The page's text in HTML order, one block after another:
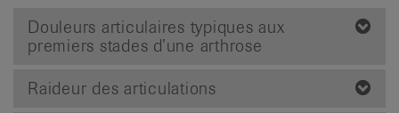
Douleurs articulaires typiques aux
premiers stades d’une arthrose
Raideur des articulations